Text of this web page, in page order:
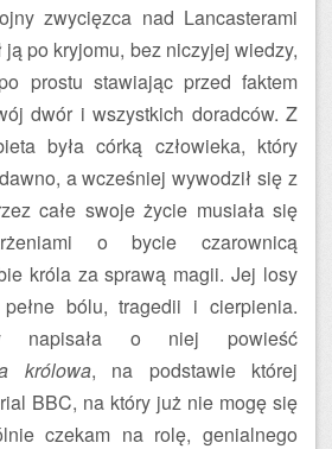
zwycięzca nad Lancasterami
ją po kryjomu, bez niczyjej wiedzy,
prostu stawiając przed faktem
dwór i wszystkich doradców. Z
była córką człowieka, który
a wcześniej wywodził się z
całe swoje życie musiała się
o bycie czarownicą
króla za sprawą magii. Jej losy
bólu, tragedii i cierpienia.
napisała o niej powieść
królowa, na podstawie której
BBC, na który już nie mogę się
czekam na rolę, genialnego